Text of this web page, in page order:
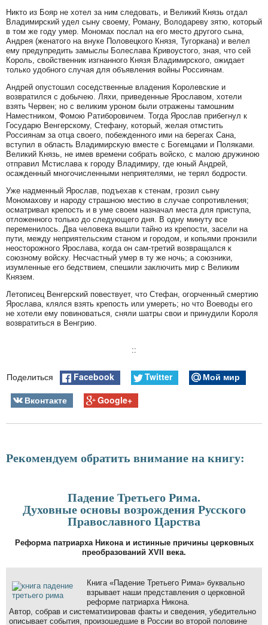
Никто из Бояр не хотел за ним следовать, и Великий Князь отдал
Владимирский удел сыну своему, Роману, Володареву зятю, который
в том же году умер. Мономах послал на его место другого сына,
Андрея (женатого на внуке Половецкого Князя, Тугоркана) и велел
ему предупредить замыслы Болеслава Кривоустого, зная, что сей
Король, свойственник изгнанного Князя Владимирского, ожидает
только удобного случая для объявления войны Россиянам.
Андрей опустошил соседственные владения Королевские и
возвратился с добычею. Ляхи, приведенные Ярославом, хотели
взять Червен; но с великим уроном были отражены тамошним
Наместником, Фомою Ратиборовичем. Тогда Ярослав прибегнул к
Государю Венгерскому, Стефану, который, желая отмстить
Россиянам за отца своего, побежденного ими на берегах Сана,
вступил в область Владимирскую вместе с Богемцами и Поляками.
Великий Князь, не имев времени собрать войско, с малою дружиною
отправил Мстислава к городу Владимиру, где юный Андрей,
осажденный многочисленными неприятелями, не терял бодрости.
Уже надменный Ярослав, подъехав к стенам, грозил сыну
Мономахову и народу страшною местию в случае сопротивления;
осматривал крепость и в уме своем назначал места для приступа,
отложенного только до следующего дня. В одну минуту все
переменилось. Два человека вышли тайно из крепости, засели на
пути, между неприятельским станом и городом, и копьями пронзили
неосторожного Ярослава, когда он сам-третий возвращался к
союзному войску. Несчастный умер в ту же ночь; а союзники,
изумленные его бедствием, спешили заключить мир с Великим
Князем.
Летописец Венгерский повествует, что Стефан, огорченный смертию
Ярослава, клялся взять крепость или умереть; но что Воеводы его
не хотели ему повиноваться, сняли шатры свои и принудили Короля
возвратиться в Венгрию.
::
Поделиться Facebook Twitter
Мой мир
Вконтакте
Google+
Рекомендуем обратить внимание на книгу:
Падение Третьего Рима.
Духовные основы возрождения Русского
Православного Царства
Реформа патриарха Никона и истинные причины церковных
преобразований XVII века.
Книга «Падение Третьего Рима» буквально
взрывает наши представления о церковной
реформе патриарха Никона.
Автор, собрав и систематизировав факты и сведения, убедительно
описывает события, произошедшие в России во второй половине